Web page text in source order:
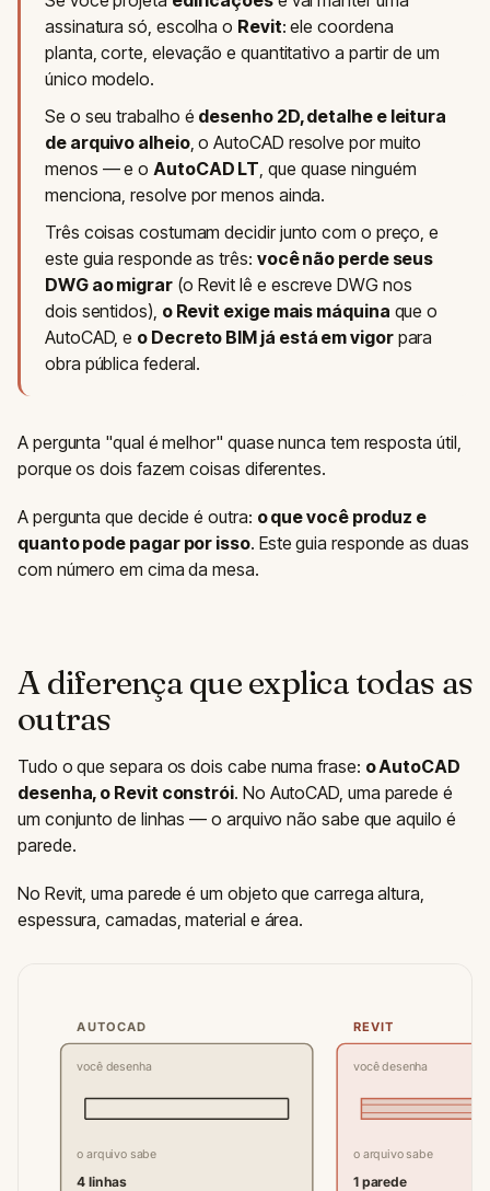
assinatura só, escolha o Revit: ele coordena
planta, corte, elevação e quantitativo a partir de um
único modelo.
Se o seu trabalho é desenho 2D, detalhe e leitura
de arquivo alheio, o AutoCAD resolve por muito
menos — e oAutoCAD LT, que quase ninguém
menciona, resolve por menos ainda.
Três coisas costumam decidir junto com o preço, e
este guia responde as três: você não perde seus
DWG ao migrar(o Revit lê e escreve DWG nos
dois sentidos), o Revit exige mais máquina que o
AutoCAD, e o Decreto BIM já está em vigorpara
obra pública federal.
A pergunta "qual é melhor" quase nunca tem resposta útil,
porque os dois fazem coisas diferentes.
A pergunta que decide é outra: o que você produz e
quanto pode pagar por isso. Este guia responde as duas
com número em cima da mesa.
A diferença que explica todas as
outras
Tudo o que separa os dois cabe numa frase: o AutoCAD
desenha, o Revit constrói. No AutoCAD, uma parede é
um conjunto de linhas — o arquivo não sabe que aquilo é
parede.
No Revit, uma parede é um objeto que carrega altura,
espessura, camadas, material e área.
AUTOCAD REVIT
você desenha você desenha
o arquivo sabe o arquivo sabe
4 linhas 1 parede